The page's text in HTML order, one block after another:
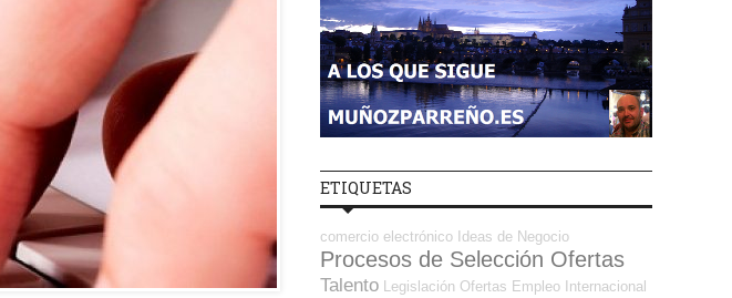
ETIQUETAS
comercio electrónico Ideas de Negocio
Procesos de Selección Ofertas
Talento Legislación Ofertas Empleo Internacional